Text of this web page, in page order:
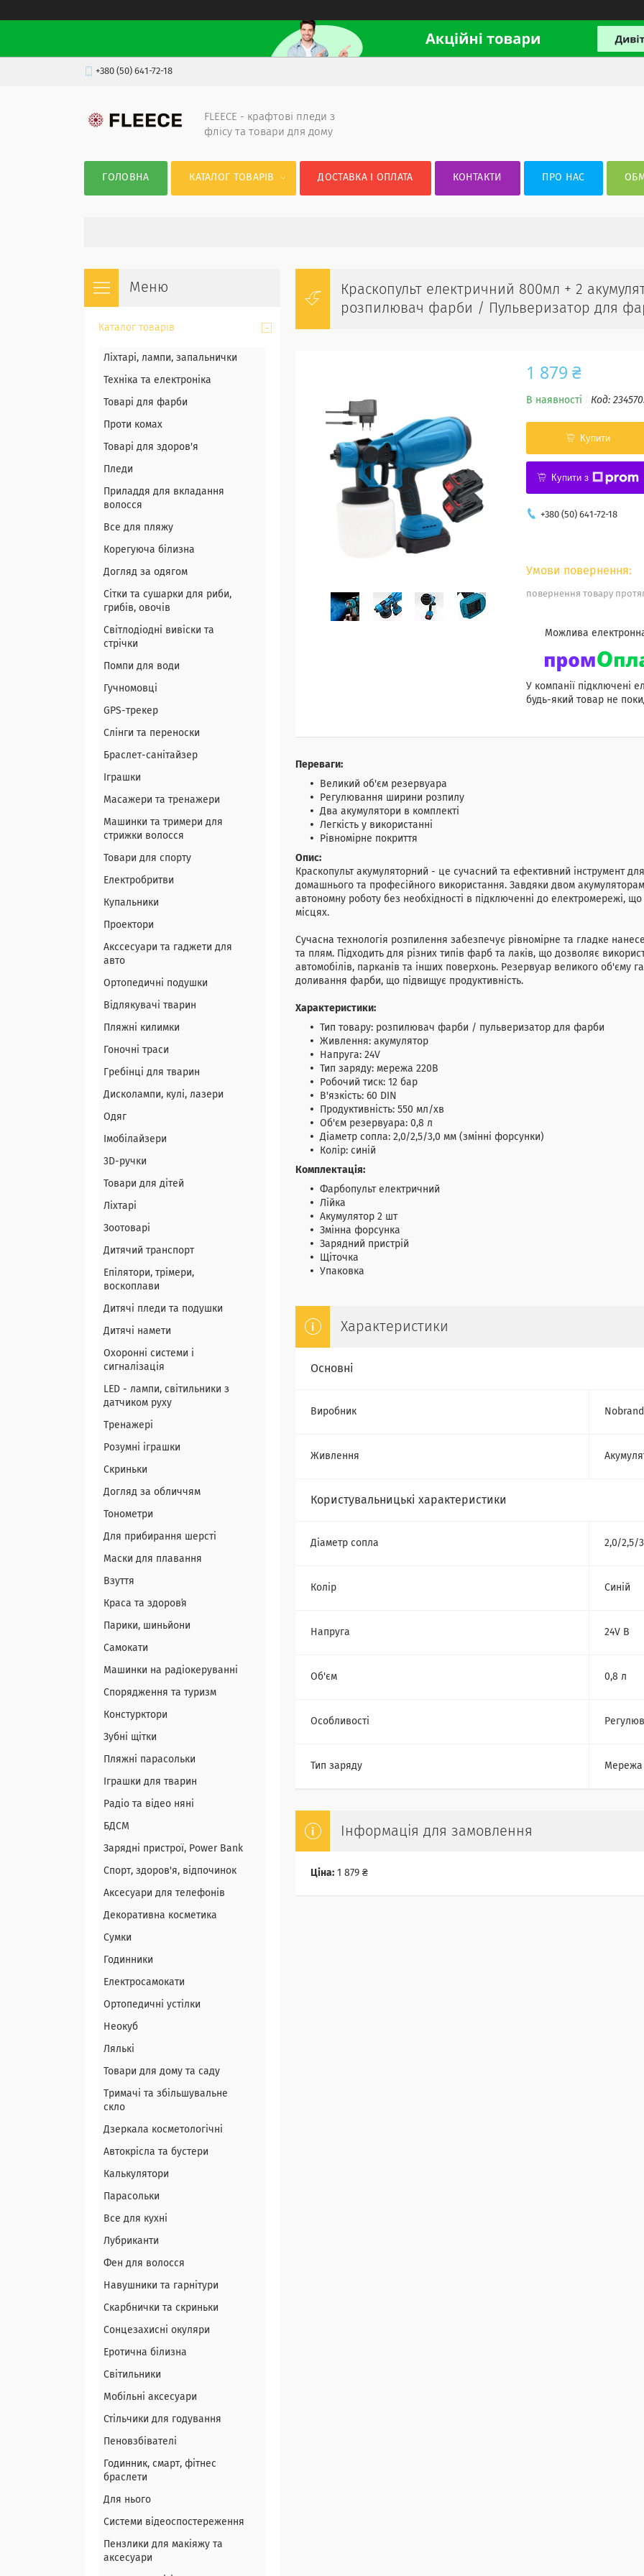
+380 (50) 641-72-18
FLEECE - крафтові пледи з
флісу та товари для дому
ГОЛОВНА КАТАЛОГ ТОВАРІВ ДОСТАВКА І ОПЛАТА КОНТАКТИ ПРО НАС
Краскопульт електричний 800мл + 2
розпилювач фарби / Пульверизатор для
1 879 ₴
В наявності Код:
Купити
Купити з
+380 (50) 641-72-18
повернення товару
У компанії підключені
будь-який товар не
Переваги:
Великий об'єм резервуара
Регулювання ширини розпилу
Два акумулятори в комплекті
Легкість у використанні
Рівномірне покриття
Опис:
Краскопульт акумуляторний - це сучасний та ефективний інструмент
домашнього та професійного використання. Завдяки двом
автономну роботу без необхідності в підключенні до електромережі,
місцях.
Сучасна технологія розпилення забезпечує рівномірне та гладке
та плям. Підходить для різних типів фарб та лаків, що дозволяє
автомобілів, парканів та інших поверхонь. Резервуар великого об'єму
доливання фарби, що підвищує продуктивність.
Характеристики:
Тип товару: розпилювач фарби / пульверизатор для фарби
Живлення: акумулятор
Напруга: 24V
Тип заряду: мережа 220В
Робочий тиск: 12 бар
В'язкість: 60 DIN
Продуктивність: 550 мл/хв
Об'єм резервуара: 0,8 л
Діаметр сопла: 2,0/2,5/3,0 мм (змінні форсунки)
Колір: синій
Комплектація:
Фарбопульт електричний
Лійка
Акумулятор 2 шт
Змінна форсунка
Зарядний пристрій
Щіточка
Упаковка
Характеристики
Основні
Виробник Nobrand
Живлення
Користувальницькі характеристики
Діаметр сопла 2,0/2,5/
Колір Синій
Напруга 24V В
Об'єм 0,8 л
Особливості
Тип заряду Мережа
Інформація для замовлення
Ціна: 1 879 ₴
Каталог товарів
Ліхтарі, лампи, запальнички
Техніка та електроніка
Товарі для фарби
Проти комах
Товарі для здоров'я
Пледи
Приладдя для вкладання
волосся
Все для пляжу
Корегуюча білизна
Догляд за одягом
Сітки та сушарки для риби,
грибів, овочів
Світлодіодні вивіски та
стрічки
Помпи для води
Гучномовці
GPS-трекер
Слінги та переноски
Браслет-санітайзер
Іграшки
Масажери та тренажери
Машинки та тримери для
стрижки волосся
Товари для спорту
Електробритви
Купальники
Проектори
Акссесуари та гаджети для
авто
Ортопедичні подушки
Відлякувачі тварин
Пляжні килимки
Гоночні траси
Гребінці для тварин
Дисколампи, кулі, лазери
Одяг
Імобілайзери
3D-ручки
Товари для дітей
Ліхтарі
Зоотоварі
Дитячий транспорт
Епілятори, трімери,
воскоплави
Дитячі пледи та подушки
Дитячі намети
Охоронні системи і
сигналізація
LED - лампи, світильники з
датчиком руху
Тренажері
Розумні іграшки
Скриньки
Догляд за обличчям
Тонометри
Для прибирання шерсті
Маски для плавання
Взуття
Краса та здоровʼя
Парики, шиньйони
Самокати
Машинки на радіокеруванні
Спорядження та туризм
Констурктори
Зубні щітки
Пляжні парасольки
Іграшки для тварин
Радіо та відео няні
БДСМ
Зарядні пристрої, Power Bank
Спорт, здоров'я, відпочинок
Аксесуари для телефонів
Декоративна косметика
Сумки
Годинники
Електросамокати
Ортопедичні устілки
Неокуб
Лялькі
Товари для дому та саду
Тримачі та збільшувальне
скло
Дзеркала косметологічні
Автокрісла та бустери
Калькулятори
Парасольки
Все для кухні
Лубриканти
Фен для волосся
Навушники та гарнітури
Скарбнички та скриньки
Сонцезахисні окуляри
Еротична білизна
Світильники
Мобільні аксесуари
Стільчики для годування
Пеновзбівателі
Годинник, смарт, фітнес
браслети
Для нього
Системи відеоспостереження
Пензлики для макіяжу та
аксесуари